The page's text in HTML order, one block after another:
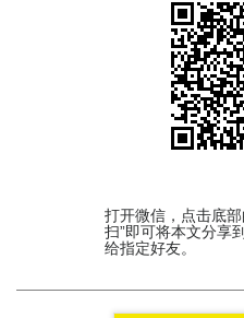
打开微信，点击底部
扫”即可将本文分享
给指定好友。